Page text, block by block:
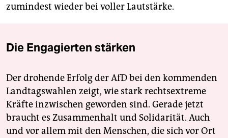
zumindest wieder bei voller Lautstärke.
Die Engagierten stärken
Der drohende Erfolg der AfD bei den kommenden
Landtagswahlen zeigt, wie stark rechtsextreme
Kräfte inzwischen geworden sind. Gerade jetzt
braucht es Zusammenhalt und Solidarität. Auch
und vor allem mit den Menschen, die sich vor Ort